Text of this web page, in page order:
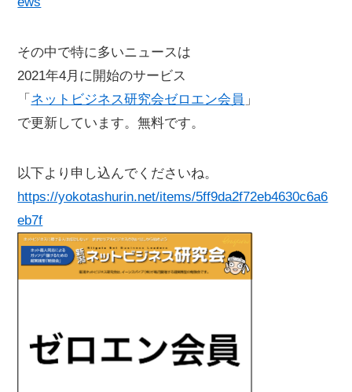
その中で特に多いニュースは
2021年4月に開始のサービス
「 ネットビジネス研究会ゼロエン会員 」
で更新しています。無料です。
以下より申し込んでくださいね。
https://yokotashurin.net/items/5ff9da2f72eb4630c6a6
eb7f